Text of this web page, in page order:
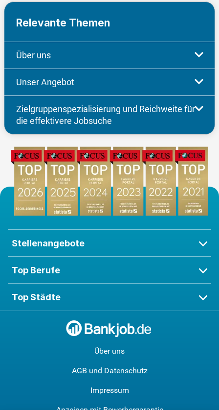
Relevante Themen
Über uns
Unser Angebot
Zielgruppenspezialisierung und Reichweite für
die effektivere Jobsuche
Stellenangebote
Top Berufe
Top Städte
Über uns
AGB und Datenschutz
Impressum